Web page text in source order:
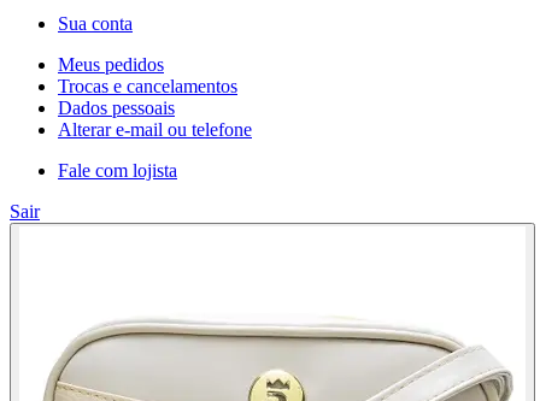
Sua conta
Meus pedidos
Trocas e cancelamentos
Dados pessoais
Alterar e-mail ou telefone
Fale com lojista
Sair